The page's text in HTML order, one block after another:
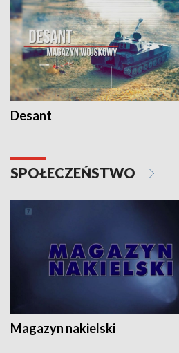
Desant
SPOŁECZEŃSTWO
Magazyn nakielski